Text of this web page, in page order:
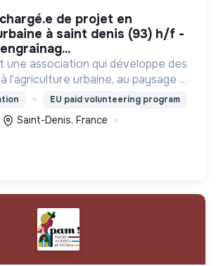
à saint denis (93) h/f -
une association qui développe des
l’agriculture urbaine, au paysage et
EU paid volunteering program
Saint-Denis, France